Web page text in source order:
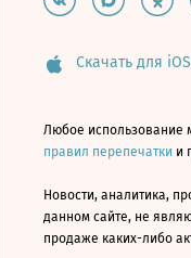
Скачать для iOS
Любое использование
правил перепечатки и
Новости, аналитика,
данном сайте, не
продаже каких-либо